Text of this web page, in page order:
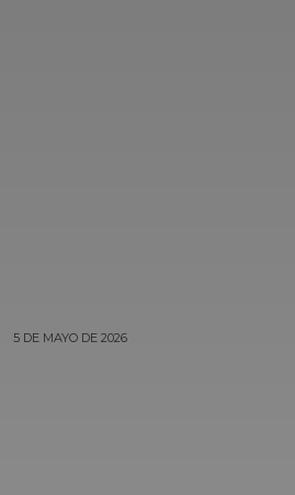
5 DE MAYO DE 2026